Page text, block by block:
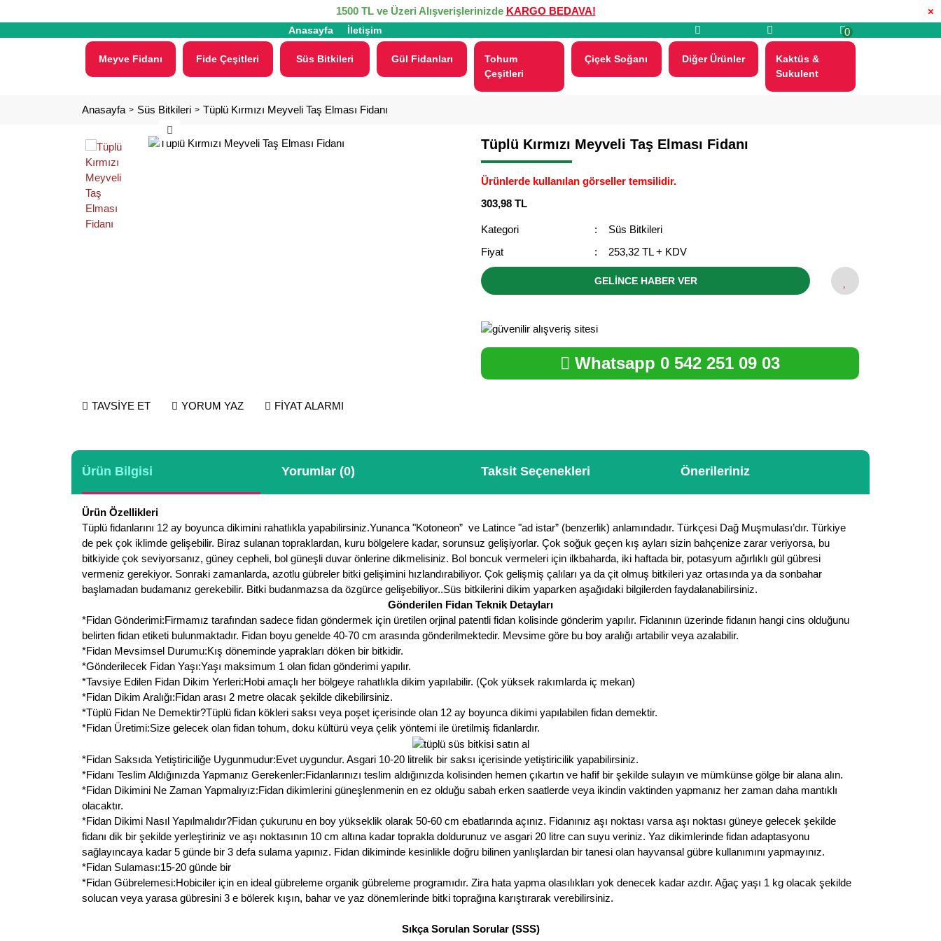
×
1500 TL ve Üzeri Alışverişlerinizde KARGO BEDAVA!
Anasayfa İletişim 0
Meyve Fidanı Fide Çeşitleri Süs Bitkileri Gül Fidanları
Tohum
Çeşitleri
Çiçek Soğanı Diğer Ürünler
Kaktüs &
Sukulent
Anasayfa Süs Bitkileri Tüplü Kırmızı Meyveli Taş Elması Fidanı
TAVSİYE ET YORUM YAZ FİYAT ALARMI
Tüplü Kırmızı Meyveli Taş Elması Fidanı
Ürünlerde kullanılan görseller temsilidir.
303,98 TL
Kategori
Süs Bitkileri
Fiyat
253,32 TL + KDV
GELİNCE HABER VER
Whatsapp 0 542 251 09 03
Ürün Bilgisi Yorumlar (0) Taksit Seçenekleri Önerileriniz
Ürün Özellikleri
Tüplü fidanlarını 12 ay boyunca dikimini rahatlıkla yapabilirsiniz.Yunanca "Kotoneon” ve Latince "ad istar” (benzerlik) anlamındadır. Türkçesi Dağ Muşmulası’dır. Türkiye
de pek çok iklimde gelişebilir. Biraz sulanan topraklardan, kuru bölgelere kadar, sorunsuz gelişiyorlar. Çok soğuk geçen kış ayları sizin bahçenize zarar veriyorsa, bu
bitkiyide çok seviyorsanız, güney cepheli, bol güneşli duvar önlerine dikmelisiniz. Bol boncuk vermeleri için ilkbaharda, iki haftada bir, potasyum ağırlıklı gül gübresi
vermeniz gerekiyor. Sonraki zamanlarda, azotlu gübreler bitki gelişimini hızlandırabiliyor. Çok gelişmiş çalıları ya da çit olmuş bitkileri yaz ortasında ya da sonbahar
başlamadan budamanız gerekebilir. Bitki budanmazsa da özgürce gelişebiliyor..Süs bitkilerini dikim yaparken aşağıdaki bilgilerden faydalanabilirsiniz.
Gönderilen Fidan Teknik Detayları
*Fidan Gönderimi:Firmamız tarafından sadece fidan göndermek için üretilen orjinal patentli fidan kolisinde gönderim yapılır. Fidanının üzerinde fidanın hangi cins olduğunu
belirten fidan etiketi bulunmaktadır. Fidan boyu genelde 40-70 cm arasında gönderilmektedir. Mevsime göre bu boy aralığı artabilir veya azalabilir.
*Fidan Mevsimsel Durumu:Kış döneminde yaprakları döken bir bitkidir.
*Gönderilecek Fidan Yaşı:Yaşı maksimum 1 olan fidan gönderimi yapılır.
*Tavsiye Edilen Fidan Dikim Yerleri:Hobi amaçlı her bölgeye rahatlıkla dikim yapılabilir. (Çok yüksek rakımlarda iç mekan)
*Fidan Dikim Aralığı:Fidan arası 2 metre olacak şekilde dikebilirsiniz.
*Tüplü Fidan Ne Demektir?Tüplü fidan kökleri saksı veya poşet içerisinde olan 12 ay boyunca dikimi yapılabilen fidan demektir.
*Fidan Üretimi:Size gelecek olan fidan tohum, doku kültürü veya çelik yöntemi ile üretilmiş fidanlardır.
*Fidan Saksıda Yetiştiriciliğe Uygunmudur:Evet uygundur. Asgari 10-20 litrelik bir saksı içerisinde yetiştiricilik yapabilirsiniz.
*Fidanı Teslim Aldığınızda Yapmanız Gerekenler:Fidanlarınızı teslim aldığınızda kolisinden hemen çıkartın ve hafif bir şekilde sulayın ve mümkünse gölge bir alana alın.
*Fidan Dikimini Ne Zaman Yapmalıyız:Fidan dikimlerini güneşlenmenin en ez olduğu sabah erken saatlerde veya ikindin vaktinden yapmanız her zaman daha mantıklı
olacaktır.
*Fidan Dikimi Nasıl Yapılmalıdır?Fidan çukurunu en boy yükseklik olarak 50-60 cm ebatlarında açınız. Fidanınız aşı noktası varsa aşı noktası güneye gelecek şekilde
fidanı dik bir şekilde yerleştiriniz ve aşı noktasının 10 cm altına kadar toprakla doldurunuz ve asgari 20 litre can suyu veriniz. Yaz dikimlerinde fidan adaptasyonu
sağlayıncaya kadar 5 günde bir 3 defa sulama yapınız. Fidan dikiminde kesinlikle doğru bilinen yanlışlardan bir tanesi olan hayvansal gübre kullanımını yapmayınız.
*Fidan Sulaması:15-20 günde bir
*Fidan Gübrelemesi:Hobiciler için en ideal gübreleme organik gübreleme programıdır. Zira hata yapma olasılıkları yok denecek kadar azdır. Ağaç yaşı 1 kg olacak şekilde
solucan veya yarasa gübresini 3 e bölerek kışın, bahar ve yaz dönemlerinde bitki toprağına karıştırarak verebilirsiniz.
Sıkça Sorulan Sorular (SSS)